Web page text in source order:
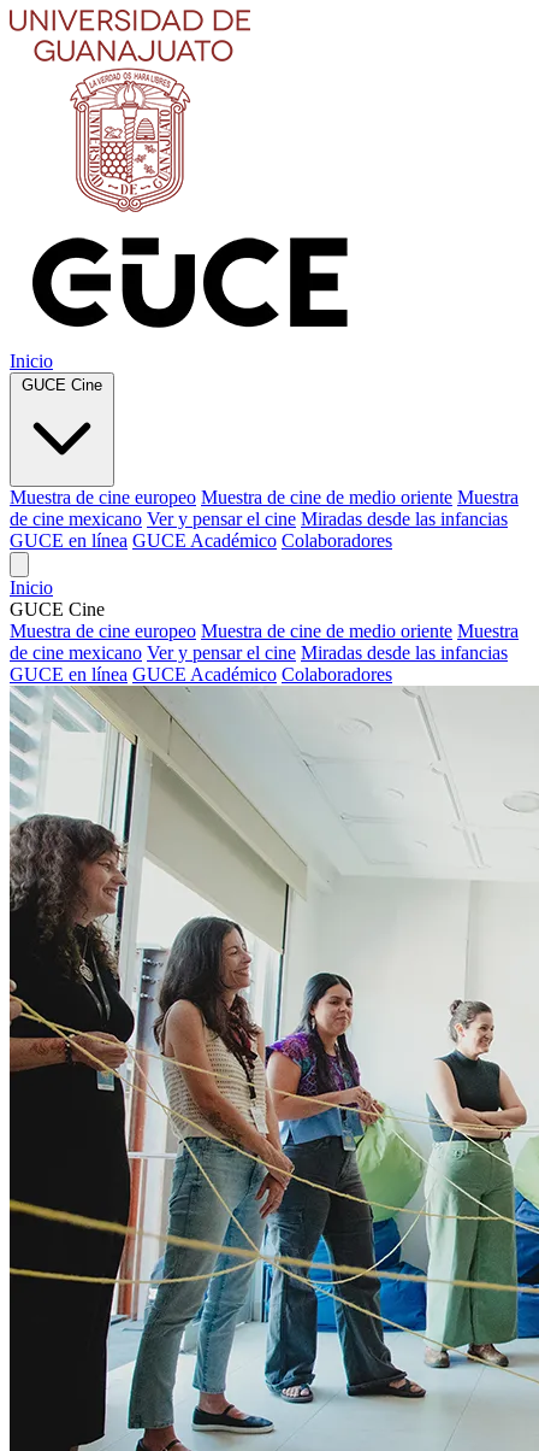
Inicio
Muestra de cine europeo Muestra de cine de medio oriente Muestra
de cine mexicano Ver y pensar el cine Miradas desde las infancias
GUCE en línea GUCE Académico Colaboradores
Inicio
GUCE Cine
Muestra de cine europeo Muestra de cine de medio oriente Muestra
de cine mexicano Ver y pensar el cine Miradas desde las infancias
GUCE en línea GUCE Académico Colaboradores